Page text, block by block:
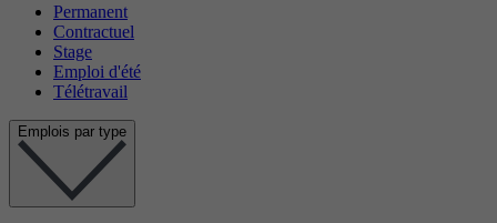
Permanent
Contractuel
Stage
Emploi d'été
Télétravail
Emplois par type